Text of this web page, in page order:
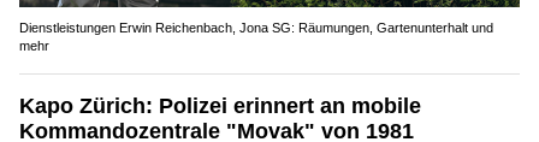
Dienstleistungen Erwin Reichenbach, Jona SG: Räumungen, Gartenunterhalt und
mehr
Kapo Zürich: Polizei erinnert an mobile
Kommandozentrale "Movak" von 1981